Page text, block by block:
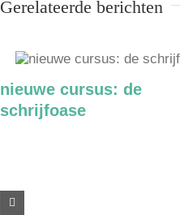
Gerelateerde berichten
nieuwe cursus: de
schrijfoase